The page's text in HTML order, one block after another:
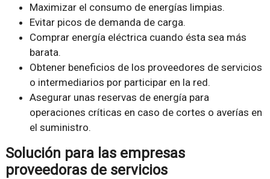
Maximizar el consumo de energías limpias.
Evitar picos de demanda de carga.
Comprar energía eléctrica cuando ésta sea más
barata.
Obtener beneficios de los proveedores de servicios
o intermediarios por participar en la red.
Asegurar unas reservas de energía para
operaciones críticas en caso de cortes o averías en
el suministro.
Solución para las empresas
proveedoras de servicios